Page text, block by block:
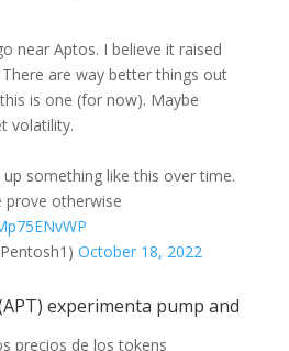
near Aptos. I believe it raised
are way better things out
is one (for now). Maybe
volatility.
something like this over time.
prove otherwise
October 18, 2022
experimenta pump and
precios de los tokens